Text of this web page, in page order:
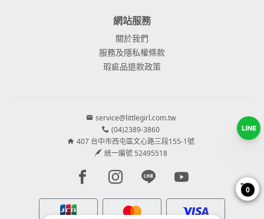
網站服務
關於我們
服務及隱私權條款
瑕疵品退款政策
service@littlegirl.com.tw
(04)2389-3860
407 台中市西屯區文心路三段155-1號
統一編號 52495518
Facebook page
Instagram page
Line pageYoutube page
0